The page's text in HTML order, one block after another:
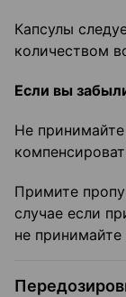
Капсулы
количеством
Если вы
Не
Примите
случае если
не